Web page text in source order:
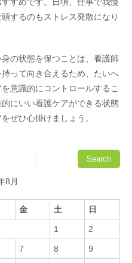
するのもストレス発散になり
の状態を保つことは、看護師
って向き合えるため、たいへ
意識的にコントロールするこ
にいい看護ケアができる状態
ぜひ心掛けましょう。
8月
金 土 日
1 2
7 8 9